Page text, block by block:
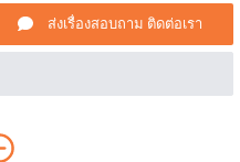
ส่งเรื่องสอบถาม ติดต่อเรา